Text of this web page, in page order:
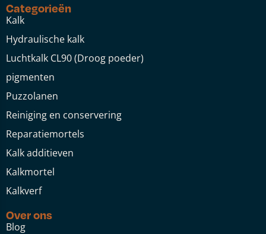
Categorieën
Kalk
Hydraulische kalk
Luchtkalk CL90 (Droog poeder)
pigmenten
Puzzolanen
Reiniging en conservering
Reparatiemortels
Kalk additieven
Kalkmortel
Kalkverf
Over ons
Blog